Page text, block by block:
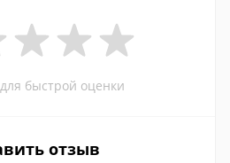
быстрой оценки
отзыв